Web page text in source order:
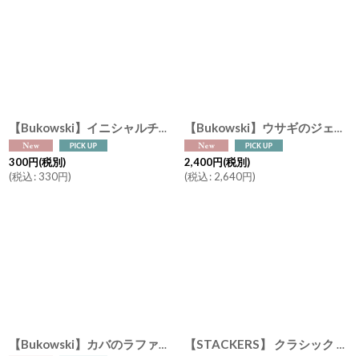
【Bukowski】イニシャルチャーム オプション 小さな特別感を。ぬいぐるみを特別に カスタマイズギフト
300円(税別)
(税込: 330円)
【Bukowski】ウサギのジェイリーン バレリーナ バッグチャーム ピンク 10cm スウェーデンのぬいぐるみ ブコウスキー キーホルダー
2,400円(税別)
(税込: 2,640円)
【Bukowski】カバのラファエラ バレリーナ 15cm Rafaella スウェーデンのぬいぐるみ ソフトトイ ブコウスキー
【STACKERS】 クラシック ジュエリーボックス 5sec トープ グレージュTaupe スタッカーズ イギリス ロンドン